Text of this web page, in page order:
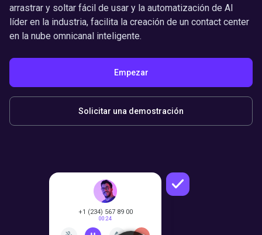
arrastrar y soltar fácil de usar y la automatización de AI
líder en la industria, facilita la creación de un contact center
en la nube omnicanal inteligente.
Empezar
Solicitar una demostración
+1 (234) 567 89 00
00:24